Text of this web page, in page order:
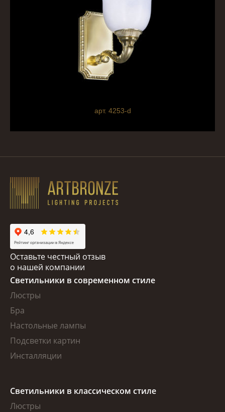
арт. 4253-d
Оставьте честный отзыв
о нашей компании
Светильники в современном стиле
Люстры
Бра
Настольные лампы
Подсветки картин
Инсталляции
Светильники в классическом стиле
Люстры